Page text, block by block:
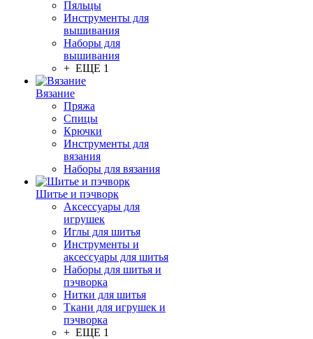
Пяльцы
Инструменты для
вышивания
Наборы для
вышивания
+ ЕЩЕ 1
Вязание
Пряжа
Спицы
Крючки
Инструменты для
вязания
Наборы для вязания
Шитье и пэчворк
Аксессуары для
игрушек
Иглы для шитья
Инструменты и
аксессуары для шитья
Наборы для шитья и
пэчворка
Нитки для шитья
Ткани для игрушек и
пэчворка
+ ЕЩЕ 1